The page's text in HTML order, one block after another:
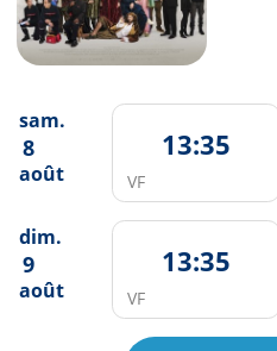
sam.
8
août
13:35
VF
dim.
9
août
13:35
VF